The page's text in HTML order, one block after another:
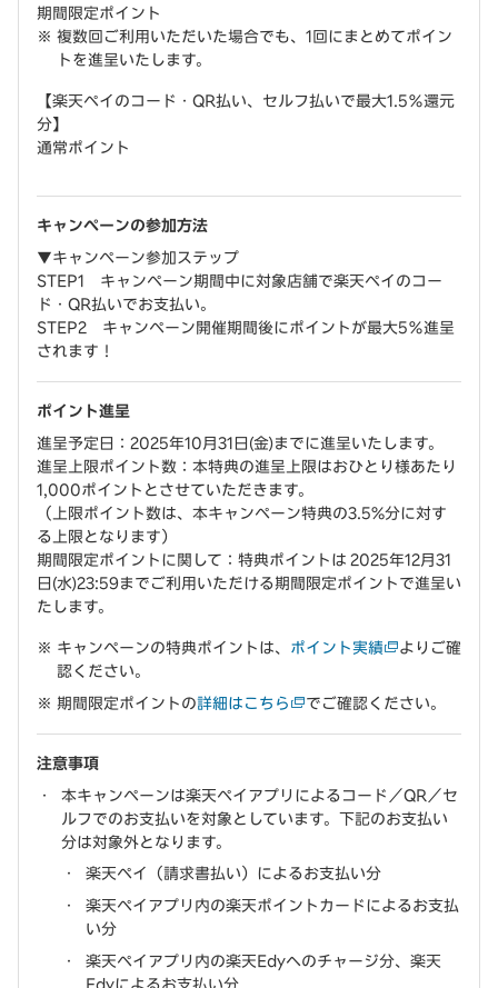
期間限定ポイント
複数回ご利用いただいた場合でも、1回にまとめてポイン
トを進呈いたします。
【楽天ペイのコード・QR払い、セルフ払いで最大1.5％還元
分】
通常ポイント
キャンペーンの参加方法
▼キャンペーン参加ステップ
STEP1 キャンペーン期間中に対象店舗で楽天ペイのコー
ド・QR払いでお支払い。
STEP2 キャンペーン開催期間後にポイントが最大5％進呈
されます！
ポイント進呈
進呈予定日：2025年10月31日(金)までに進呈いたします。
進呈上限ポイント数：本特典の進呈上限はおひとり様あたり
1,000ポイントとさせていただきます。
（上限ポイント数は、本キャンペーン特典の3.5%分に対す
る上限となります）
期間限定ポイントに関して：特典ポイントは 2025年12月31
日(水)23:59までご利用いただける期間限定ポイントで進呈い
たします。
キャンペーンの特典ポイントは、 ポイント実績
よりご確
認ください。
期間限定ポイントの詳細はこちら でご確認ください。
注意事項
本キャンペーンは楽天ペイアプリによるコード／QR／セ
ルフでのお支払いを対象としています。下記のお支払い
分は対象外となります。
楽天ペイ（請求書払い）によるお支払い分
楽天ペイアプリ内の楽天ポイントカードによるお支払
い分
楽天ペイアプリ内の楽天Edyへのチャージ分、楽天
Edyによるお支払い分